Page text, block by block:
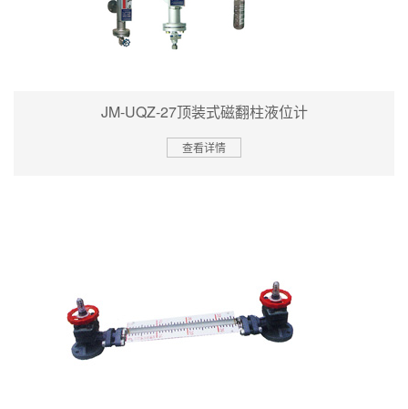
JM-UQZ-27顶装式磁翻柱液位计
查看详情